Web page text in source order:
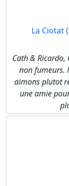
La Ciotat
Cath &
non fumeurs.
aimons plutot
une amie